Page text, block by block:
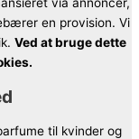
en provision. Vi
Ved at bruge dette
til kvinder og